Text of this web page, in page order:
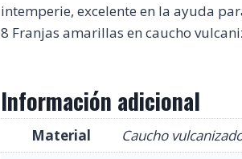
intemperie, excelente en la ayuda
8 Franjas amarillas en caucho
Información adicional
Material
Caucho